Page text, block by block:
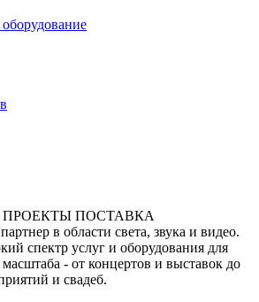
ПРОЕКТЫ ПОСТАВКА
в области света, звука и видео.
спектр услуг и оборудования для
- от концертов и выставок до
и свадеб.